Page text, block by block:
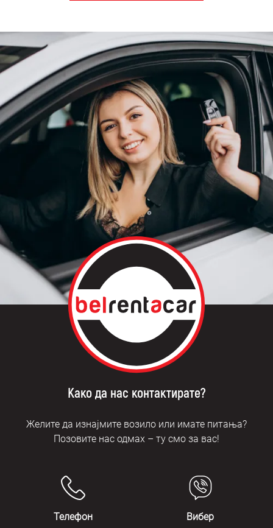
Како да нас контактирате?
Желите да изнајмите возило или имате питања?
Позовите нас одмах – ту смо за вас!
Телефон Вибер